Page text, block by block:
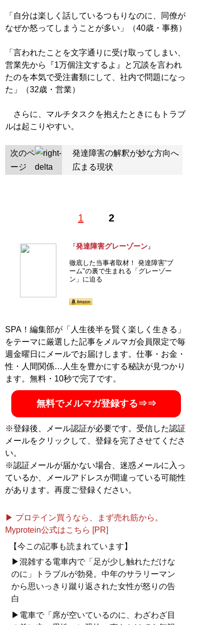
「自分は楽しく話しているつもりなのに、同僚が
なぜか怒ってしまうことが多い」（40歳・事務）
「言われたことを文字通りに受け取ってしまい、
営業先から『1万個注文するよ』と冗談を言われ
たのを本気で受注書類にして、社内で問題になっ
た」（32歳・営業）
さらに、マルチタスクを抱えたときにもトラブ
ルは起こりやすい。
次のペ
ージ
発達障害の解釈が妙な方向へ
広まる現状
1 2
『発達障害グレーゾーン』
徹底した当事者取材！ 発達障害“ブ
ーム"の裏で生まれる「グレーゾー
ン」に迫る
SPA！編集部が「人生後半を賢く楽しく生きる」
をテーマに厳選した記事をメルマガ会員限定で毎
週金曜日にメールでお届けします。仕事・お金・
性・人間関係…人生を豊かにする秘訣が見つかり
ます。無料・10秒で完了です。
無料でメルマガ登録する⇒⇒
※登録後、メール認証が必要です。受信した認証
メールをクリックして、登録を完了させてくださ
い。
※認証メールが届かない場合、迷惑メールに入っ
ているか、メールアドレスが間違っている可能性
があります。再度ご登録ください。
▶ プロテイン買うなら、まず売れ筋から。
Myprotein公式はこちら [PR]
【今この記事も読まれています】
▶混雑する電車内で「足が少し触れただけな
のに」トラブルが勃発。中年のサラリーマン
から思いっきり蹴り返された女性が怒りの告
白
▶電車で「席が空いているのに、わざわざ目